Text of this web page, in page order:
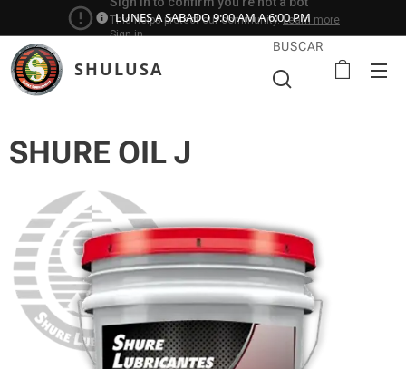
LUNES A SABADO 9:00 AM A 6:00 PM
SHULUSA
BUSCAR
SHURE OIL J